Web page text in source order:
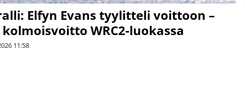
Elfyn Evans tyylitteli voittoon –
WRC2-luokassa
11:58